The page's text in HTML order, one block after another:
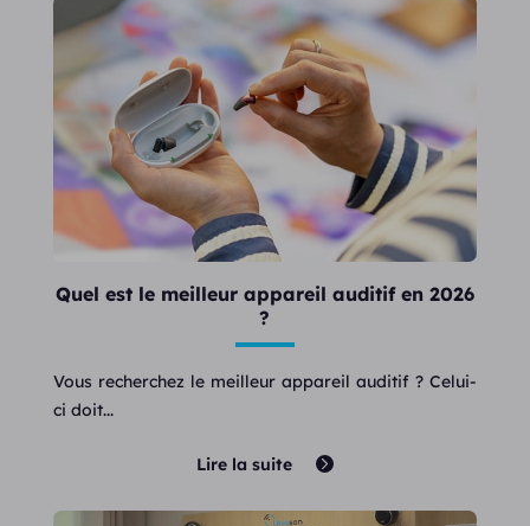
Quel est le meilleur appareil auditif en 2026
?
Vous recherchez le meilleur appareil auditif ? Celui-
ci doit...
Lire la suite